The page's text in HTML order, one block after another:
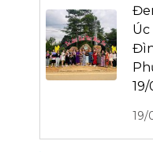
Úc
19/